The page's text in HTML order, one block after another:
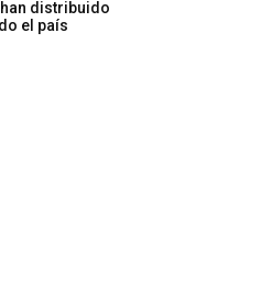
distribuido
el país